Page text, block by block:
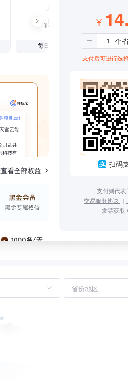
3个月
¥99
每日仅1.08元
查看全部权益
¥
支付后可进行选
扫码
支付则代表
交易服务协议 ｜
发票获取
省份地区